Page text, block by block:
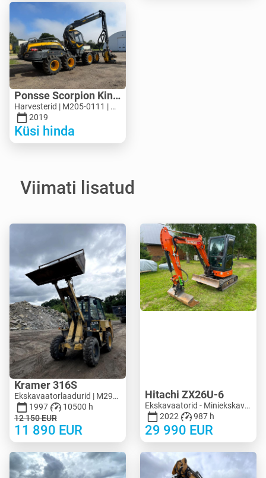
Ponsse Scorpion King
Harvesterid | M205-0111 | M205-0111
2019
Küsi hinda
Viimati lisatud
Kramer 316S
Ekskavaatorlaadurid | M299-8090 | KV299-8090
1997
10500 h
12 150EUR
11 890 EUR
Hitachi ZX26U-6
Ekskavaatorid - Miniekskavaator < 3 t | M183-4018 | KV183-4018
2022
987 h
29 990 EUR